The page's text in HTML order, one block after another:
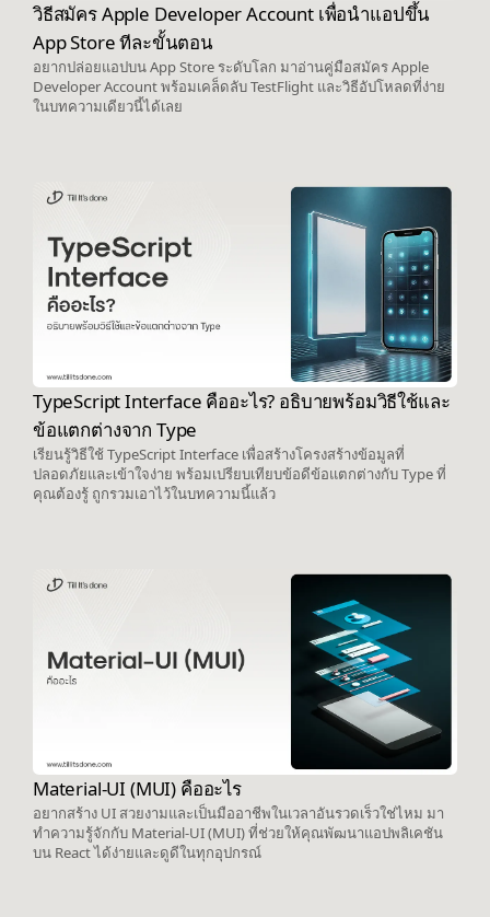
วิธีสมัคร Apple Developer Account เพื่อนำแอปขึ้น
App Store ทีละขั้นตอน
อยากปล่อยแอปบน App Store ระดับโลก มาอ่านคู่มือสมัคร Apple
Developer Account พร้อมเคล็ดลับ TestFlight และวิธีอัปโหลดที่ง่าย
ในบทความเดียวนี้ได้เลย
TypeScript Interface คืออะไร? อธิบายพร้อมวิธีใช้และ
ข้อแตกต่างจาก Type
เรียนรู้วิธีใช้ TypeScript Interface เพื่อสร้างโครงสร้างข้อมูลที่
ปลอดภัยและเข้าใจง่าย พร้อมเปรียบเทียบข้อดีข้อแตกต่างกับ Type ที่
คุณต้องรู้ ถูกรวมเอาไว้ในบทความนี้แล้ว
Material-UI (MUI) คืออะไร
อยากสร้าง UI สวยงามและเป็นมืออาชีพในเวลาอันรวดเร็วใช่ไหม มา
ทำความรู้จักกับ Material-UI (MUI) ที่ช่วยให้คุณพัฒนาแอปพลิเคชัน
บน React ได้ง่ายและดูดีในทุกอุปกรณ์